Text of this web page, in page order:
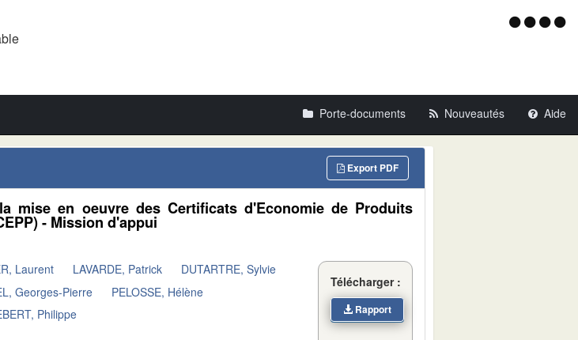
Menu
Porte-documents Nouveautés Aide
Export PDF
mise en oeuvre des Certificats d'Economie de Produits
- Mission d'appui
Laurent LAVARDE, Patrick
DUTARTRE, Sylvie
Georges-Pierre
PELOSSE, Hélène
Philippe
Télécharger :
Rapport